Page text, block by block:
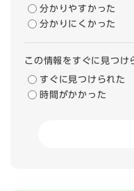
分かりやすかった
分かりにくかった
この情報をすぐに見つけ
すぐに見つけられた
時間がかかった